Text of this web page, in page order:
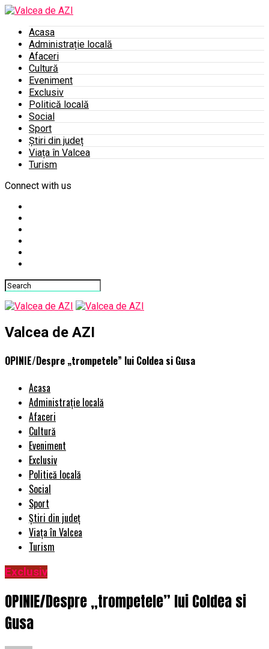
Acasa
Administrație locală
Afaceri
Cultură
Eveniment
Exclusiv
Politică locală
Social
Sport
Știri din județ
Viața în Valcea
Turism
Connect with us
Valcea de AZI
OPINIE/Despre „trompetele” lui Coldea si Gusa
Acasa
Administrație locală
Afaceri
Cultură
Eveniment
Exclusiv
Politică locală
Social
Sport
Știri din județ
Viața în Valcea
Turism
Exclusiv
OPINIE/Despre „trompetele” lui Coldea si
Gusa